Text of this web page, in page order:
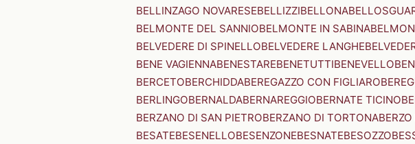
BELLINZAGO NOVARESEBELLIZZIBELLONA
BELMONTE DEL SANNIOBELMONTE IN SABINA
BELVEDERE DI SPINELLOBELVEDERE LANGHE
BENE VAGIENNABENESTAREBENETUTTIBENEVELLO
BERCETOBERCHIDDABEREGAZZO CON FIGLIARO
BERLINGOBERNALDABERNAREGGIOBERNATE TICINO
BERZANO DI SAN PIETROBERZANO DI TORTONA
BESATEBESENELLOBESENZONEBESNATEBESOZZO